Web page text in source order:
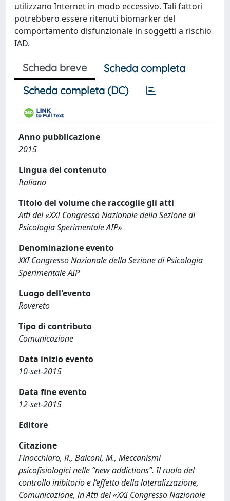
utilizzano Internet in modo eccessivo. Tali fattori
potrebbero essere ritenuti biomarker del
comportamento disfunzionale in soggetti a rischio
IAD.
Scheda breve
Scheda completa
Scheda completa (DC)
Anno pubblicazione
2015
Lingua del contenuto
Italiano
Titolo del volume che raccoglie gli atti
Atti del «XXI Congresso Nazionale della Sezione di
Psicologia Sperimentale AIP»
Denominazione evento
XXI Congresso Nazionale della Sezione di Psicologia
Sperimentale AIP
Luogo dell'evento
Rovereto
Tipo di contributo
Comunicazione
Data inizio evento
10-set-2015
Data fine evento
12-set-2015
Editore
Citazione
Finocchiaro, R., Balconi, M., Meccanismi
psicofisiologici nelle “new addictions”. Il ruolo del
controllo inibitorio e l’effetto della lateralizzazione,
Comunicazione, in Atti del «XXI Congresso Nazionale